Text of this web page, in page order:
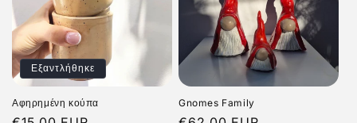
Εξαντλήθηκε
Αφηρημένη κούπα Gnomes Family